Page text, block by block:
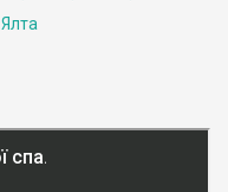
Ялта